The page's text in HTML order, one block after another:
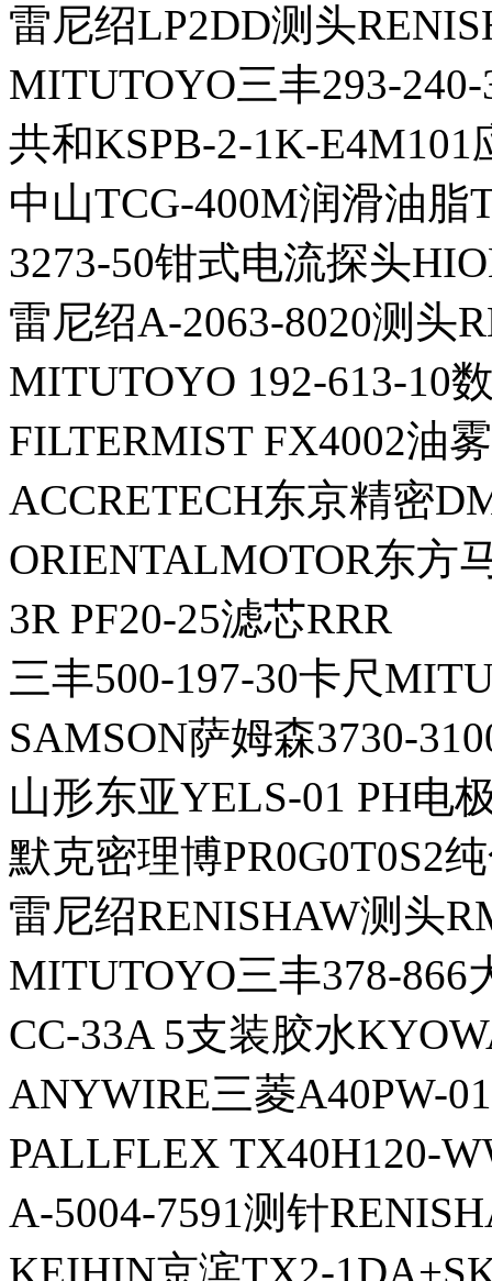
雷尼绍LP2DD测头
MITUTOYO三丰293-
共和KSPB-2-1K-
中山TCG-400M润滑油脂
3273-50钳式电流探头
雷尼绍A-2063-8020测头
MITUTOYO 192-613-10
FILTERMIST FX4002油
ACCRETECH东京精密
ORIENTALMOTOR东方
3R PF20-25滤芯RRR
三丰500-197-30卡尺
SAMSON萨姆森3730-
山形东亚YELS-01 PH电
默克密理博PR0G0T0S2
雷尼绍RENISHAW测头
MITUTOYO三丰378-866
CC-33A 5支装胶水
ANYWIRE三菱A40PW-
PALLFLEX TX40H120-
A-5004-7591测针